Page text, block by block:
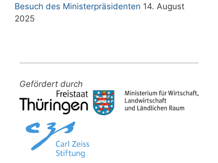
Besuch des Ministerpräsidenten 14. August
2025
Gefördert durch